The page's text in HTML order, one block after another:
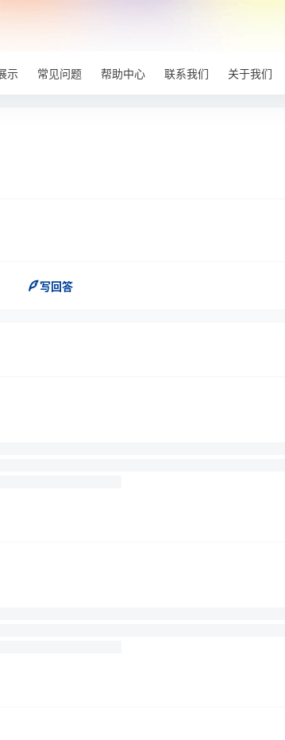
示 常见问题 帮助中心 联系我们 关于我们
写回答